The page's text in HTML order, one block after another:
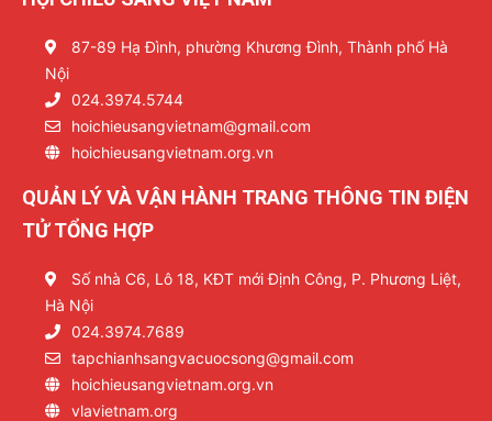
87-89 Hạ Đình, phường Khương Đình, Thành phố Hà
Nội
024.3974.5744
hoichieusangvietnam@gmail.com
hoichieusangvietnam.org.vn
QUẢN LÝ VÀ VẬN HÀNH TRANG THÔNG TIN ĐIỆN
TỬ TỔNG HỢP
Số nhà C6, Lô 18, KĐT mới Định Công, P. Phương Liệt,
Hà Nội
024.3974.7689
tapchianhsangvacuocsong@gmail.com
hoichieusangvietnam.org.vn
vlavietnam.org